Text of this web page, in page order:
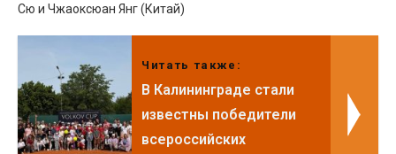
Сю и Чжаоксюан Янг (Китай)
Читать также:
В Калининграде стали
известны победители
всероссийских